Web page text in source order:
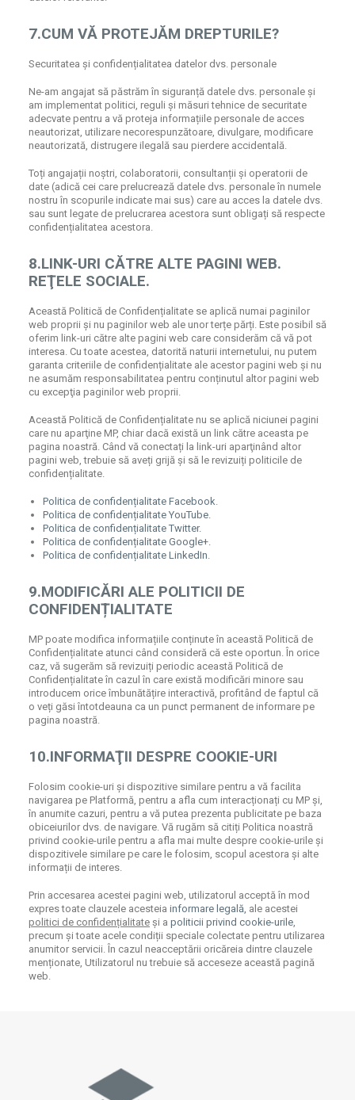
7.CUM VĂ PROTEJĂM DREPTURILE?
Securitatea și confidențialitatea datelor dvs. personale
Ne-am angajat să păstrăm în siguranță datele dvs. personale și
am implementat politici, reguli și măsuri tehnice de securitate
adecvate pentru a vă proteja informațiile personale de acces
neautorizat, utilizare necorespunzătoare, divulgare, modificare
neautorizată, distrugere ilegală sau pierdere accidentală.
Toți angajații noștri, colaboratorii, consultanții și operatorii de
date (adică cei care prelucrează datele dvs. personale în numele
nostru în scopurile indicate mai sus) care au acces la datele dvs.
sau sunt legate de prelucrarea acestora sunt obligați să respecte
confidențialitatea acestora.
8.LINK-URI CĂTRE ALTE PAGINI WEB.
REŢELE SOCIALE.
Această Politică de Confidențialitate se aplică numai paginilor
web proprii și nu paginilor web ale unor terțe părți. Este posibil să
oferim link-uri către alte pagini web care considerăm că vă pot
interesa. Cu toate acestea, datorită naturii internetului, nu putem
garanta criteriile de confidențialitate ale acestor pagini web și nu
ne asumăm responsabilitatea pentru conținutul altor pagini web
cu excepţia paginilor web proprii.
Această Politică de Confidențialitate nu se aplică niciunei pagini
care nu aparţine MP, chiar dacă există un link către aceasta pe
pagina noastră. Când vă conectați la link-uri aparţinând altor
pagini web, trebuie să aveți grijă și să le revizuiți politicile de
confidențialitate.
Politica de confidențialitate Facebook.
Politica de confidențialitate YouTube.
Politica de confidențialitate Twitter.
Politica de confidențialitate Google+.
Politica de confidențialitate LinkedIn.
9.MODIFICĂRI ALE POLITICII DE
CONFIDENȚIALITATE
MP poate modifica informațiile conținute în această Politică de
Confidențialitate atunci când consideră că este oportun. În orice
caz, vă sugerăm să revizuiți periodic această Politică de
Confidențialitate în cazul în care există modificări minore sau
introducem orice îmbunătățire interactivă, profitând de faptul că
o veți găsi întotdeauna ca un punct permanent de informare pe
pagina noastră.
10.INFORMAŢII DESPRE COOKIE-URI
Folosim cookie-uri și dispozitive similare pentru a vă facilita
navigarea pe Platformă, pentru a afla cum interacționați cu MP și,
în anumite cazuri, pentru a vă putea prezenta publicitate pe baza
obiceiurilor dvs. de navigare. Vă rugăm să citiți Politica noastră
privind cookie-urile pentru a afla mai multe despre cookie-urile și
dispozitivele similare pe care le folosim, scopul acestora și alte
informații de interes.
Prin accesarea acestei pagini web, utilizatorul acceptă în mod
expres toate clauzele acesteia informare legală, ale acestei
politici de confidențialitate și a politicii privind cookie-urile,
precum și toate acele condiții speciale colectate pentru utilizarea
anumitor servicii. În cazul neacceptării oricăreia dintre clauzele
menționate, Utilizatorul nu trebuie să acceseze această pagină
web.